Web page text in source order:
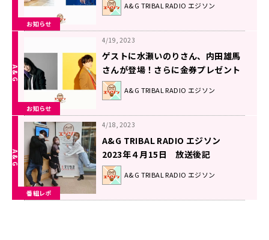
お知らせ
A&G TRIBAL RADIO エジソン
お知らせ
4/19, 2023
ゲストに水瀬いのりさん、内田雄馬
さんが登場！さらに金券プレゼント
も！エジソン4月22日
A&G TRIBAL RADIO エジソン
番組レポ
4/18, 2023
A&G TRIBAL RADIO エジソン
2023年４月15日 放送後記
A&G TRIBAL RADIO エジソン